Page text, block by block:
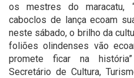
os mestres do maracatu,
caboclos de lança ecoam
neste sábado, o brilho da
foliões olindenses vão
promete ficar na
Secretário de Cultura,